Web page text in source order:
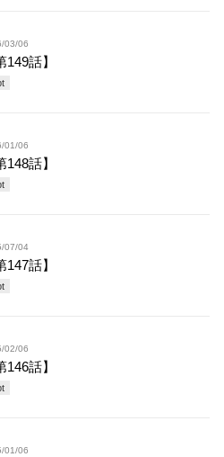
03/06
149話】
01/06
148話】
07/04
147話】
02/06
146話】
01/06